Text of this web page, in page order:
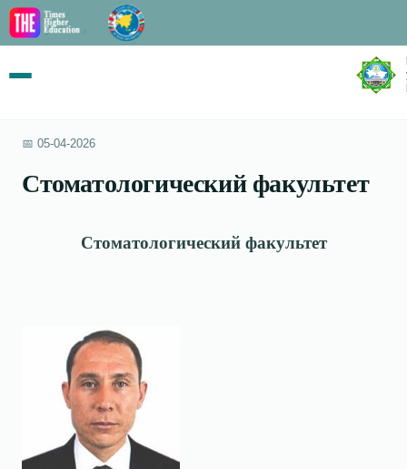
📅 05-04-2026
Стоматологический факультет
Стоматологический факультет